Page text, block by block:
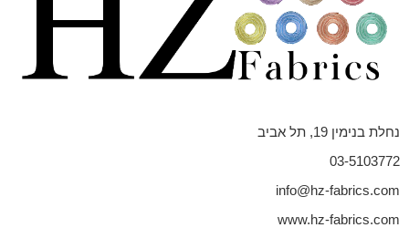
נחלת בנימין 19, תל אביב
03-5103772
info@hz-fabrics.com
www.hz-fabrics.com